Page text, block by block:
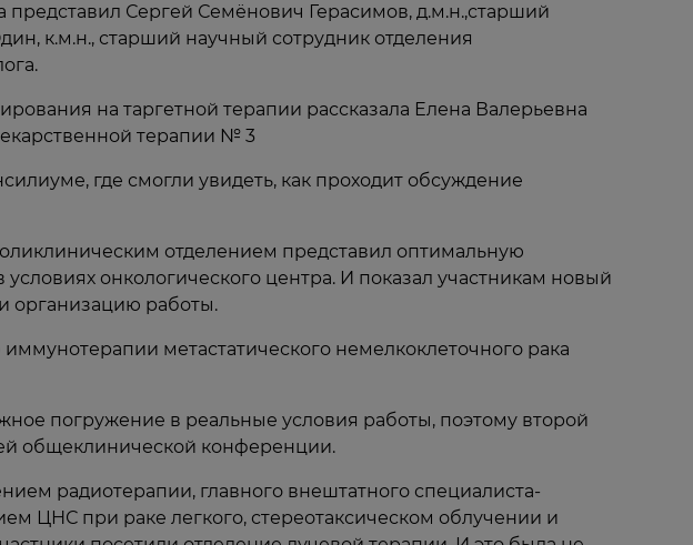
Сергей Семёнович Герасимов, д.м.н.,старший
к.м.н., старший научный сотрудник отделения
на таргетной терапии рассказала Елена Валерьевна
терапии № 3
где смогли увидеть, как проходит обсуждение
отделением представил оптимальную
онкологического центра. И показал участникам новый
организацию работы.
метастатического немелкоклеточного рака
погружение в реальные условия работы, поэтому второй
общеклинической конференции.
радиотерапии, главного внештатного специалиста-
ЦНС при раке легкого, стереотаксическом облучении и